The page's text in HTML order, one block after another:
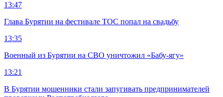
13:47
Глава Бурятии на фестивале ТОС попал на свадьбу
13:35
Военный из Бурятии на СВО уничтожил «Бабу-ягу»
13:21
В Бурятии мошенники стали запугивать предпринимателей